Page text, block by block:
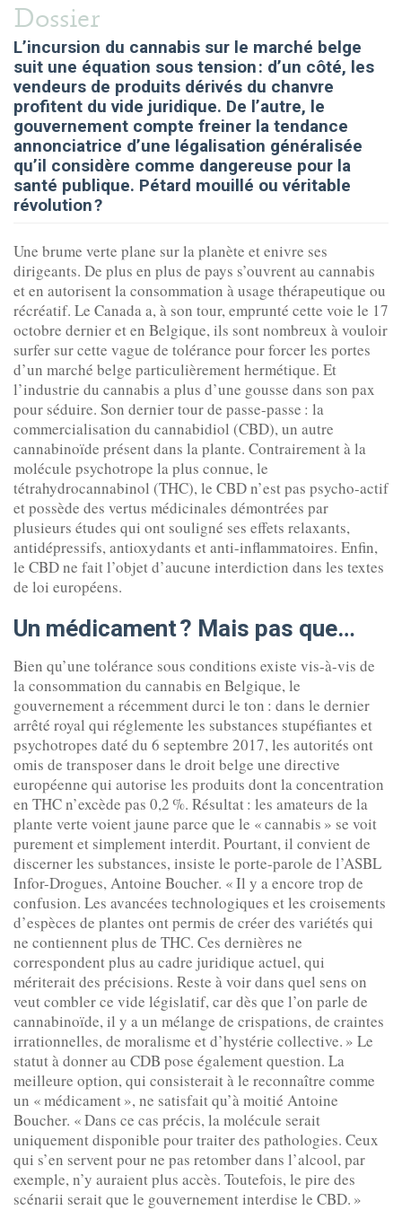
Dossier
L’incursion du cannabis sur le marché belge
suit une équation sous tension : d’un côté, les
vendeurs de produits dérivés du chanvre
profitent du vide juridique. De l’autre, le
gouvernement compte freiner la tendance
annonciatrice d’une légalisation généralisée
qu’il considère comme dangereuse pour la
santé publique. Pétard mouillé ou véritable
révolution ?
Une brume verte plane sur la planète et enivre ses
dirigeants. De plus en plus de pays s’ouvrent au cannabis
et en autorisent la consommation à usage thérapeutique ou
récréatif. Le Canada a, à son tour, emprunté cette voie le 17
octobre dernier et en Belgique, ils sont nombreux à vouloir
surfer sur cette vague de tolérance pour forcer les portes
d’un marché belge particulièrement hermétique. Et
l’industrie du cannabis a plus d’une gousse dans son pax
pour séduire. Son dernier tour de passe-passe : la
commercialisation du cannabidiol (CBD), un autre
cannabinoïde présent dans la plante. Contrairement à la
molécule psychotrope la plus connue, le
tétrahydrocannabinol (THC), le CBD n’est pas psycho-actif
et possède des vertus médicinales démontrées par
plusieurs études qui ont souligné ses effets relaxants,
antidépressifs, antioxydants et anti-inflammatoires. Enfin,
le CBD ne fait l’objet d’aucune interdiction dans les textes
de loi européens.
Un médicament ? Mais pas que…
Bien qu’une tolérance sous conditions existe vis-à-vis de
la consommation du cannabis en Belgique, le
gouvernement a récemment durci le ton : dans le dernier
arrêté royal qui réglemente les substances stupéfiantes et
psychotropes daté du 6 septembre 2017, les autorités ont
omis de transposer dans le droit belge une directive
européenne qui autorise les produits dont la concentration
en THC n’excède pas 0,2 %. Résultat : les amateurs de la
plante verte voient jaune parce que le « cannabis » se voit
purement et simplement interdit. Pourtant, il convient de
discerner les substances, insiste le porte-parole de l’ASBL
Infor-Drogues, Antoine Boucher. « Il y a encore trop de
confusion. Les avancées technologiques et les croisements
d’espèces de plantes ont permis de créer des variétés qui
ne contiennent plus de THC. Ces dernières ne
correspondent plus au cadre juridique actuel, qui
mériterait des précisions. Reste à voir dans quel sens on
veut combler ce vide législatif, car dès que l’on parle de
cannabinoïde, il y a un mélange de crispations, de craintes
irrationnelles, de moralisme et d’hystérie collective. » Le
statut à donner au CDB pose également question. La
meilleure option, qui consisterait à le reconnaître comme
un « médicament », ne satisfait qu’à moitié Antoine
Boucher. « Dans ce cas précis, la molécule serait
uniquement disponible pour traiter des pathologies. Ceux
qui s’en servent pour ne pas retomber dans l’alcool, par
exemple, n’y auraient plus accès. Toutefois, le pire des
scénarii serait que le gouvernement interdise le CBD. »